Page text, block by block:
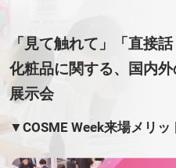
「見て触れて」「直接
化粧品に関する、国内
展示会
▼COSME Week来場メリ